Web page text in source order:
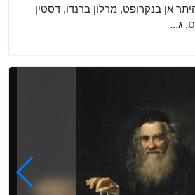
אן בנקרופט, מרלון ברנדו, דסטין
ג...